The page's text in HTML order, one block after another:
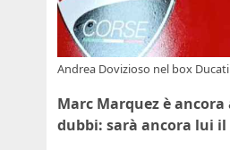
Andrea Dovizioso nel box
Marc Marquez è
dubbi: sarà ancora lui